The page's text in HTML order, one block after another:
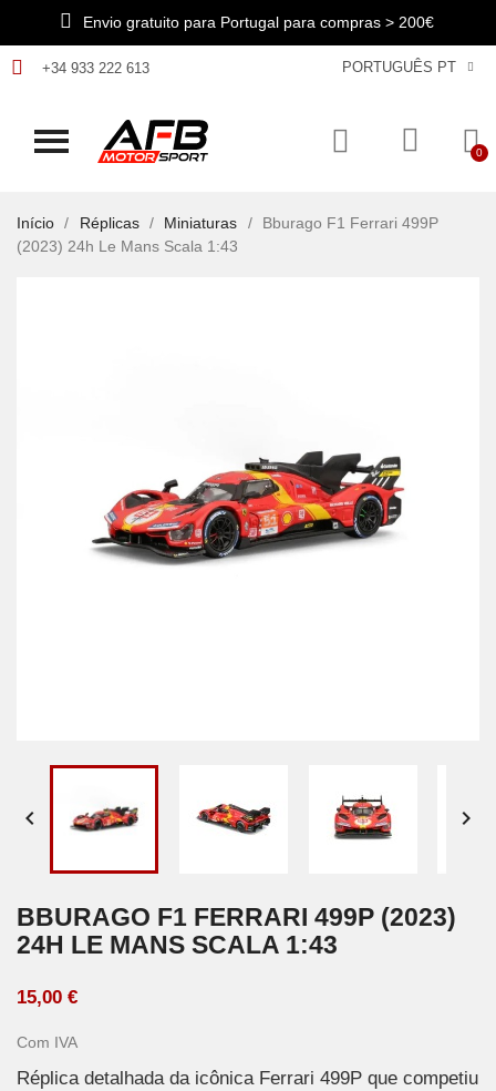
Envio gratuito para Portugal para compras > 200€
+34 933 222 613 PORTUGUÊS PT
Início Réplicas Miniaturas
Bburago F1 Ferrari 499P
(2023) 24h Le Mans Scala 1:43
 
BBURAGO F1 FERRARI 499P (2023)
24H LE MANS SCALA 1:43
15,00 €
Com IVA
Réplica detalhada da icônica Ferrari 499P que competiu